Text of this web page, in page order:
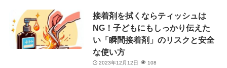
接着剤を拭くならティッシュは
NG！子どもにもしっかり伝えた
い「瞬間接着剤」のリスクと安全
な使い方
2023年12月12日 108